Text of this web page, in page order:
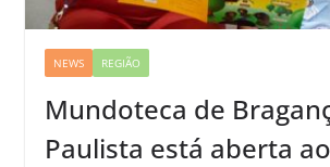
NEWS REGIÃO
Mundoteca de
Paulista está aberta